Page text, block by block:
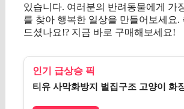
있습니다. 여러분의 반려동물에게 가
를 찾아 행복한 일상을 만들어보세요.
드셨나요!? 지금 바로 구매해보세요!
인기 급상승 픽
티유 사막화방지 벌집구조 고양이 화